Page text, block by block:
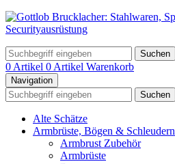
Suchen
0 Artikel 0 Artikel Warenkorb
Navigation
Suchen
Alte Schätze
Armbrüste, Bögen & Schleudern
Armbrust Zubehör
Armbrüste